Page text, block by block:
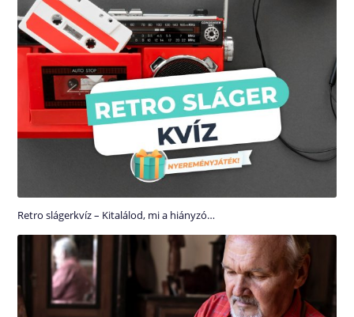
Retro slágerkvíz – Kitalálod, mi a hiányzó…